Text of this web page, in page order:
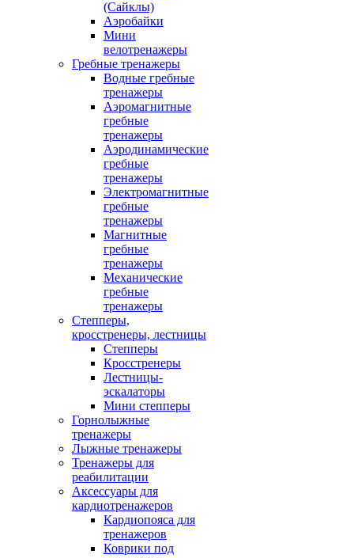
(Сайклы)
Аэробайки
Мини
велотренажеры
Гребные тренажеры
Водные гребные
тренажеры
Аэромагнитные
гребные
тренажеры
Аэродинамические
гребные
тренажеры
Электромагнитные
гребные
тренажеры
Магнитные
гребные
тренажеры
Механические
гребные
тренажеры
Степперы,
кросстренеры, лестницы
Степперы
Кросстренеры
Лестницы-
эскалаторы
Мини степперы
Горнолыжные
тренажеры
Лыжные тренажеры
Тренажеры для
реабилитации
Аксессуары для
кардиотренажеров
Кардиопояса для
тренажеров
Коврики под